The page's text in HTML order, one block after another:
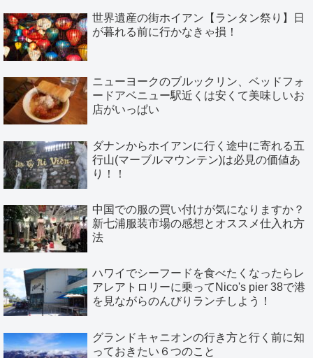
世界遺産の街ホイアン【ランタン祭り】日
が暮れる前に行かなきゃ損！
ニューヨークのブルックリン、ベッドフォ
ードアベニュー駅近くは安くて美味しいお
店がいっぱい
ダナンからホイアンに行く途中に寄れる五
行山(マーブルマウンテン)は必見の価値あ
り！！
中国での服の買い付けが気になりますか？
新七浦服装市場の感想とオススメ仕入れ方
法
ハワイでシーフードを食べたくなったらレ
アレアトロリーに乗ってNico's pier 38で港
を見ながらのんびりランチしよう！
グランドキャニオンの行き方と行く前に知
っておきたい６つのこと